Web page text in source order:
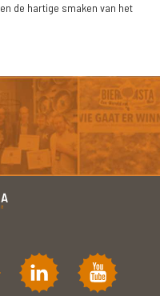
de hartige smaken van het